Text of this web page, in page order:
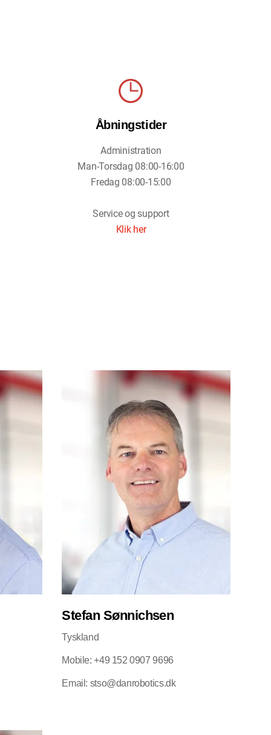
Åbningstider
Administration
Man-Torsdag 08:00-16:00
Fredag 08:00-15:00
Service og support
Klik her
Stefan Sønnichsen
Tyskland
Mobile: +49 152 0907 9696
Email: stso@danrobotics.dk